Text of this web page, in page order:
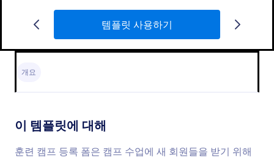
템플릿 사용하기
개요
이 템플릿에 대해
훈련 캠프 등록 폼은 캠프 수업에 새 회원들을 받기 위해
AP Summer Korean Class Registration